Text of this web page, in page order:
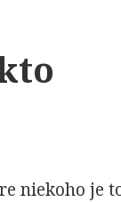
niekoho je